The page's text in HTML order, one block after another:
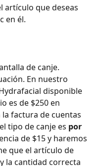
artículo que deseas
en él.
de canje.
En nuestro
disponible
es de $250 en
factura de cuentas
tipo de canje es por
de $15 y haremos
que el artículo de
la cantidad correcta